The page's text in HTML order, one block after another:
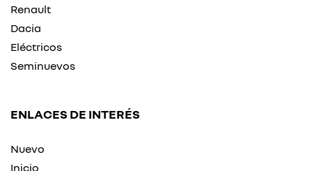
Renault
Dacia
Eléctricos
Seminuevos
ENLACES DE INTERÉS
Nuevo
Inicio